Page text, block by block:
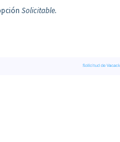
Solicitable.